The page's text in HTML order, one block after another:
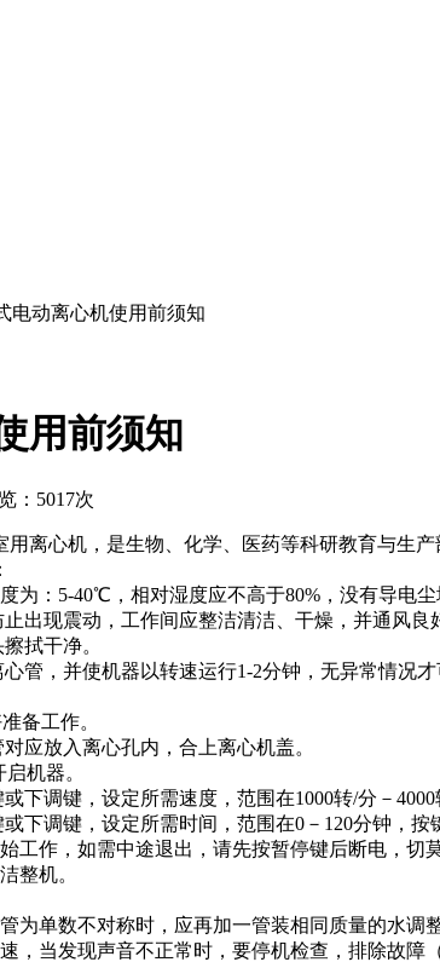
电动离心机使用前须知
用前须知
：5017次
用离心机，是生物、化学、医药等科研教育与生
：5-40℃，相对湿度应不高于80%，没有导电尘
现震动，工作间应整洁清洁、干燥，并通风良
拭干净。
，并使机器以转速运行1-2分钟，无异常情况才
备工作。
放入离心孔内，合上离心机盖。
机器。
调键，设定所需速度，范围在1000转/分－4000
调键，设定所需时间，范围在0－120分钟，按
作，如需中途退出，请先按暂停键后断电，切莫
整机。
单数不对称时，应再加一管装相同质量的水调整
当发现声音不正常时，要停机检查，排除故障